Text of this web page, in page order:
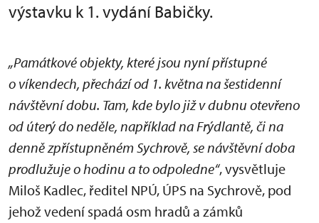
výstavku k 1. vydání Babičky.
„Památkové objekty, které jsou nyní přístupné
o víkendech, přechází od 1. května na šestidenní
návštěvní dobu. Tam, kde bylo již v dubnu otevřeno
od úterý do neděle, například na Frýdlantě, či na
denně zpřístupněném Sychrově, se návštěvní doba
prodlužuje o hodinu a to odpoledne“, vysvětluje
Miloš Kadlec, ředitel NPÚ, ÚPS na Sychrově, pod
jehož vedení spadá osm hradů a zámků